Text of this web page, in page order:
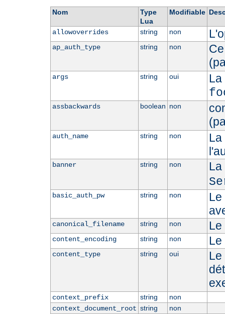
Nom
Type
Lua
Modifiable
allowoverrides string non
ap_auth_type string non
args string oui
La
assbackwards boolean non
auth_name string non
La
banner string non
La
basic_auth_pw string non
Le
canonical_filename string non Le
content_encoding string non Le
content_type string oui
Le
context_prefix string
non
context_document_root string
non